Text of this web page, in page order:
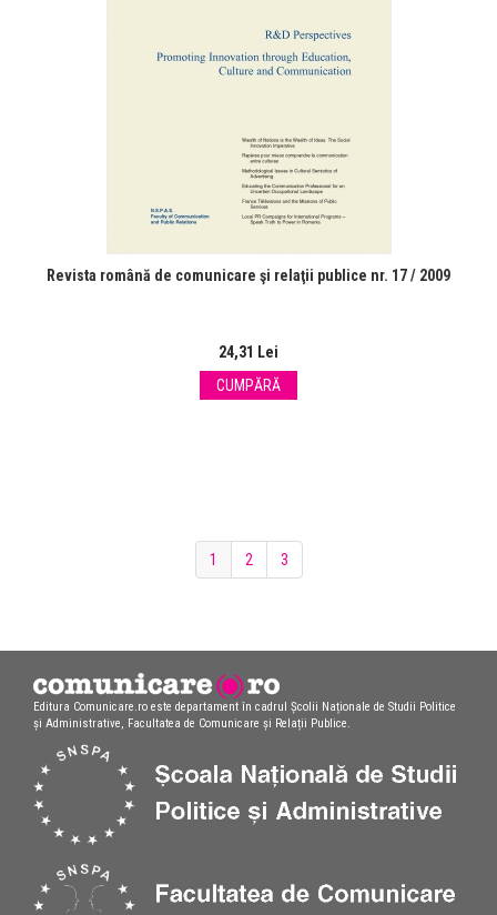
Revista română de comunicare şi relaţii publice nr. 17 / 2009
24,31 Lei
CUMPĂRĂ
1 2 3
Editura Comunicare.ro este departament în cadrul Școlii Naționale de Studii Politice
și Administrative, Facultatea de Comunicare și Relații Publice.